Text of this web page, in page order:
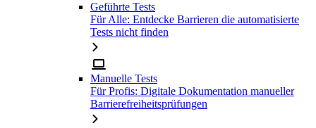
Geführte Tests
Für Alle: Entdecke Barrieren die automatisierte
Tests nicht finden
Manuelle Tests
Für Profis: Digitale Dokumentation manueller
Barrierefreiheitsprüfungen